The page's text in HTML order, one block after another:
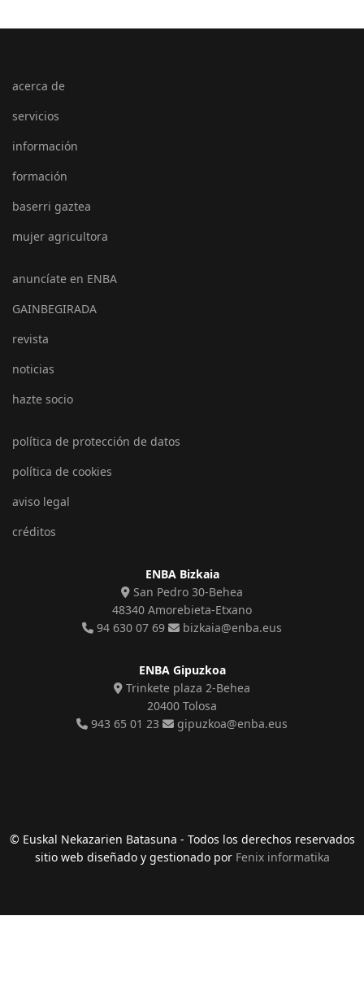
acerca de
servicios
información
formación
baserri gaztea
mujer agricultora
anuncíate en ENBA
GAINBEGIRADA
revista
noticias
hazte socio
política de protección de datos
política de cookies
aviso legal
créditos
ENBA Bizkaia
San Pedro 30-Behea
48340 Amorebieta-Etxano
94 630 07 69
bizkaia@enba.eus
ENBA Gipuzkoa
Trinkete plaza 2-Behea
20400 Tolosa
943 65 01 23
gipuzkoa@enba.eus
© Euskal Nekazarien Batasuna - Todos los derechos reservados
sitio web diseñado y gestionado por Fenix informatika